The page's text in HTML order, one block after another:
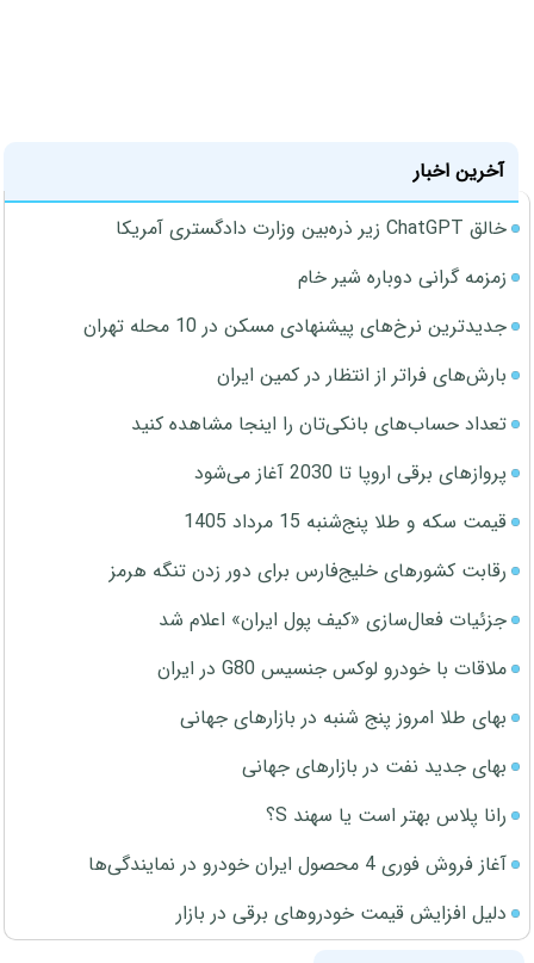
آخرین اخبار
خالق ChatGPT زیر ذره‌بین وزارت دادگستری آمریکا
زمزمه گرانی دوباره شیر خام
جدیدترین نرخ‌های پیشنهادی مسکن در 10 محله تهران
بارش‌های فراتر از انتظار در کمین ایران
تعداد حساب‌های بانکی‌تان را اینجا مشاهده کنید
پروازهای برقی اروپا تا 2030 آغاز می‌شود
قیمت سکه و طلا پنج‌شنبه 15 مرداد 1405
رقابت کشورهای خلیج‌فارس برای دور زدن تنگه هرمز
جزئیات فعال‌سازی «کیف پول ایران» اعلام شد
ملاقات با خودرو لوکس جنسیس G80 در ایران
بهای طلا امروز پنج شنبه در بازارهای جهانی
بهای جدید نفت در بازارهای جهانی
رانا پلاس بهتر است یا سهند S؟
آغاز فروش فوری 4 محصول ایران خودرو در نمایندگی‌ها
دلیل افزایش قیمت خودروهای برقی در بازار